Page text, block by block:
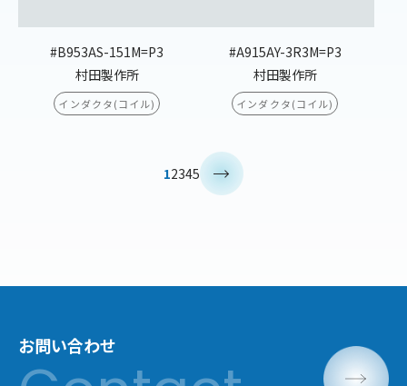
#B953AS-151M=P3
村田製作所
インダクタ(コイル)
#A915AY-3R3M=P3
村田製作所
インダクタ(コイル)
12345
お問い合わせ